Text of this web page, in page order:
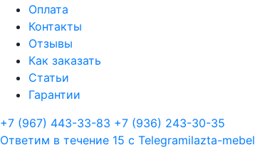
Оплата
Контакты
Отзывы
Как заказать
Статьи
Гарантии
+7 (967) 443-33-83 +7 (936) 243-30-35
Ответим в течение 15 с Telegramilazta-mebel